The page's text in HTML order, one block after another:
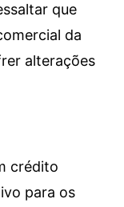
que
da
alterações
crédito
para os